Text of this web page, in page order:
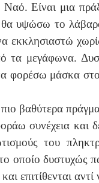
Είναι μια
υψώσω το λάβαρο
εκκλησιαστώ
τα μεγάφωνα.
φορέσω μάσκα
βαθύτερα
συνέχεια και
του
οποίο δυστυχώς
επιτίθενται